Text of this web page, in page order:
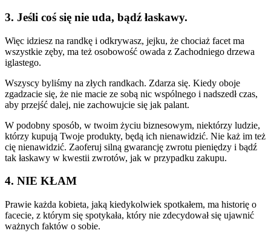
3. Jeśli coś się nie uda, bądź łaskawy.
Więc idziesz na randkę i odkrywasz, jejku, że chociaż facet ma
wszystkie zęby, ma też osobowość owada z Zachodniego drzewa
iglastego.
Wszyscy byliśmy na złych randkach. Zdarza się. Kiedy oboje
zgadzacie się, że nie macie ze sobą nic wspólnego i nadszedł czas,
aby przejść dalej, nie zachowujcie się jak palant.
W podobny sposób, w twoim życiu biznesowym, niektórzy ludzie,
którzy kupują Twoje produkty, będą ich nienawidzić. Nie każ im też
cię nienawidzić. Zaoferuj silną gwarancję zwrotu pieniędzy i bądź
tak łaskawy w kwestii zwrotów, jak w przypadku zakupu.
4. NIE KŁAM
Prawie każda kobieta, jaką kiedykolwiek spotkałem, ma historię o
facecie, z którym się spotykała, który nie zdecydował się ujawnić
ważnych faktów o sobie.